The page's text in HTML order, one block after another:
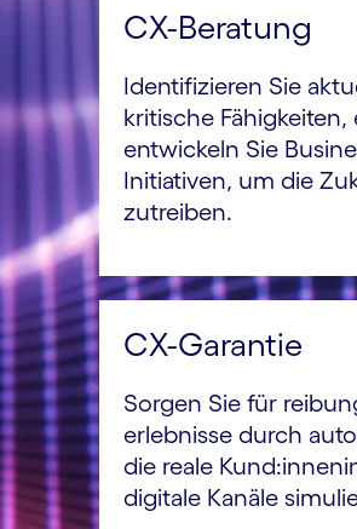
CX-Beratung
Identifizieren Sie
kritische
entwickeln Sie
Initiativen, um die
zutreiben.
CX-Garantie
Sorgen Sie für
erlebnisse durch
die reale
digitale Kanäle